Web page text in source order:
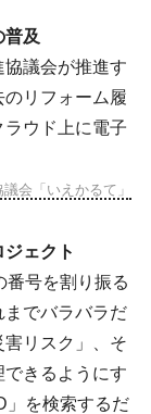
及
議会が推進す
リフォーム履
ウド上に電子
会「いえかるて」
ェクト
番号を割り振る
までバラバラだ
リスク」、そ
きるようにす
」を検索するだ